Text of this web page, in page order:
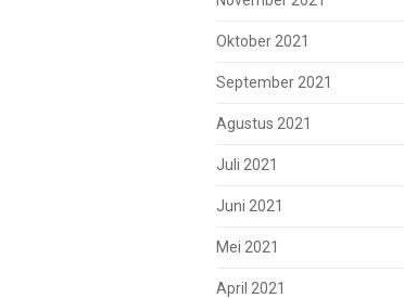
Oktober 2021
September 2021
Agustus 2021
Juli 2021
Juni 2021
Mei 2021
April 2021